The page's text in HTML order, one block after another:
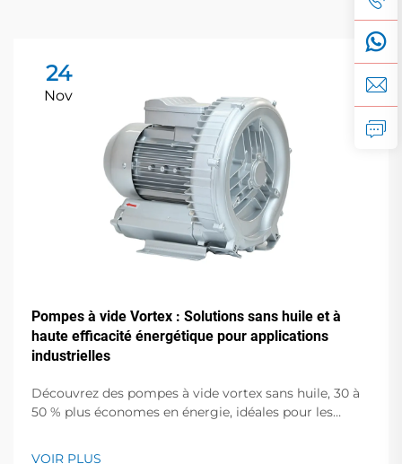
24
Nov
Pompes à vide Vortex : Solutions sans huile et à
haute efficacité énergétique pour applications
industrielles
Découvrez des pompes à vide vortex sans huile, 30 à
50 % plus économes en énergie, idéales pour les
VOIR PLUS